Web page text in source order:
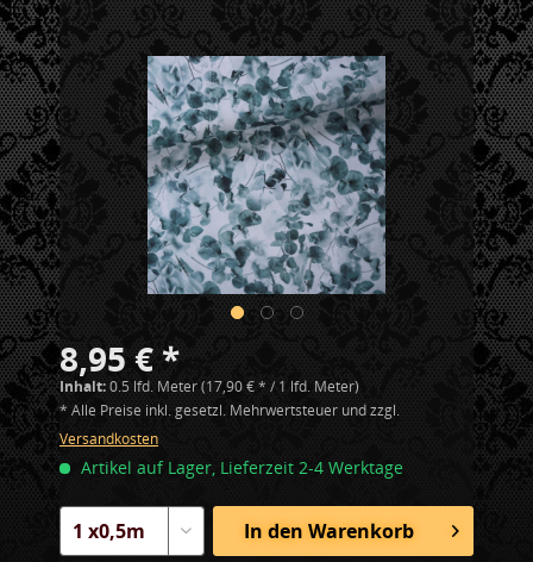
8,95 € *
Inhalt:0.5 lfd. Meter (17,90 € * / 1 lfd. Meter)
* Alle Preise inkl. gesetzl. Mehrwertsteuer und zzgl.
Versandkosten
Artikel auf Lager, Lieferzeit 2-4 Werktage
In den Warenkorb